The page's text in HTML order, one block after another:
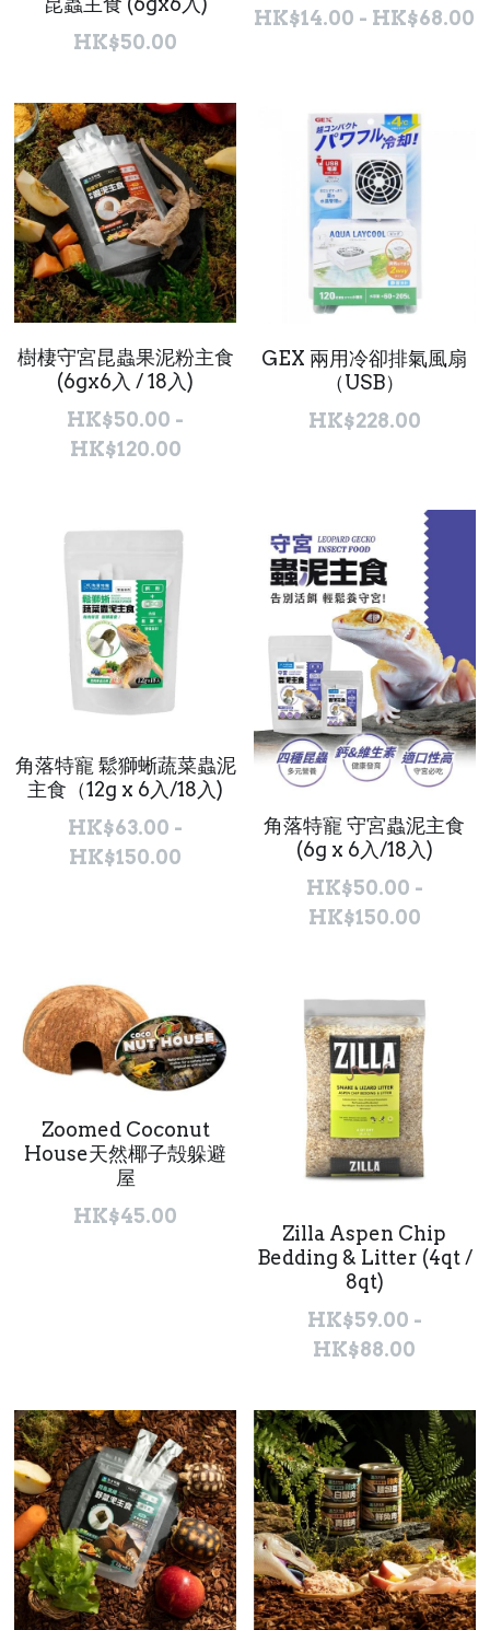
HK$50.00
HK$14.00 - HK$68.00
樹棲守宮昆蟲果泥粉主食
(6gx6入 / 18入)
HK$50.00 -
HK$120.00
GEX 兩用冷卻排氣風扇
（USB）
HK$228.00
角落特寵 鬆獅蜥蔬菜蟲泥
主食（12g x 6入/18入)
HK$63.00 -
HK$150.00
角落特寵 守宮蟲泥主食
(6g x 6入/18入)
HK$50.00 -
HK$150.00
Zoomed Coconut
House天然椰子殻躲避
屋
HK$45.00
Zilla Aspen Chip
Bedding & Litter (4qt /
8qt)
HK$59.00 -
HK$88.00